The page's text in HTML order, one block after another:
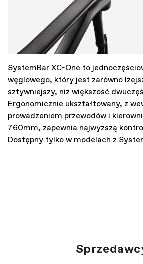
SystemBar XC-One to
węglowego, który jest zarówno
sztywniejszy, niż większość
Ergonomicznie ukształtowany, z
prowadzeniem przewodów i
760mm, zapewnia najwyższą
Dostępny tylko w modelach z